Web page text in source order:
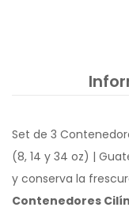
Set de 3
(8, 14 y 34 oz) |
y conserva la
Contenedores